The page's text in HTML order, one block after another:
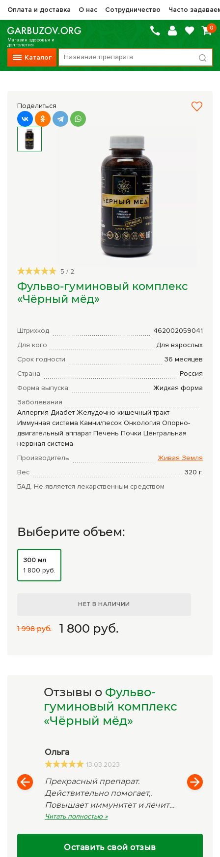
Оплата и доставка О нас Сотрудничество Часто
Магазин здоровья и
долголетия
Каталог
0
Препараты НТК Жизненная Сила
Сашера-Мед
Препараты при онкологии
Прочие фитопрепараты
Травяной чай
Специи
Натуральные растительные масла
Лечебные мази
Средства личной гигиены
Приборы лечебные
Книги Гарбузова Г.А.
Комплексные программы лечения
Поделиться
5 / 2
Фульво-гуминовый комплекс
«Чёрный мёд»
Штрихкод
462002059041
Для кого
Для взрослых
Срок годности
36 месяцев
Страна
Россия
Форма выпуска
Жидкая форма
Заболевания
Аллергия Диабет Желудочно-кишечный тракт
Иммунная система Камни/песок Онкология Опорно-
двигательный аппарат Печень Почки Центральная
нервная система
Производитель
Живая Земля
Вес
320 г.
БАД. Не является лекарственным средством
Выберите объем:
300 мл
1 800 руб.
НЕТ В НАЛИЧИИ
1 998 руб. 1 800 руб.
Отзывы о Фульво-
гуминовый комплекс
«Чёрный мёд»
Ольга
13.03.2023
Прекрасный препарат.
Действительно помогает,.
Повышает иммунитет и лечит
ЖКТ.
Читать полностью »
Оставить свой отзыв